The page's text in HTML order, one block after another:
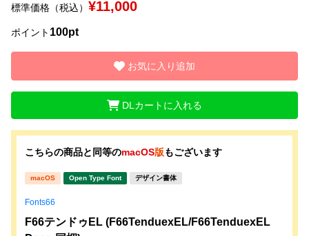
標準価格（税込） ¥11,000
ポイント 100pt
お気に入り追加
DLカートに入れる
こちらの商品と同等のmacOS版もございます
macOS Open Type Font デザイン書体
Fonts66
F66テンドゥEL (F66TenduexEL/F66TenduexEL